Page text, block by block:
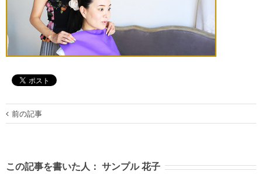
前の記事
この記事を書いた人： サンプル 花子